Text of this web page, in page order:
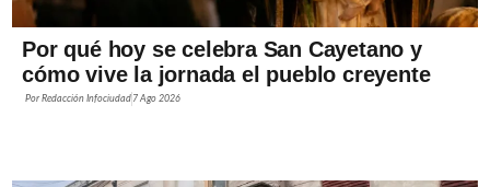
Por qué hoy se celebra San Cayetano y
cómo vive la jornada el pueblo creyente
PorRedacción Infociudad 7 Ago 2026